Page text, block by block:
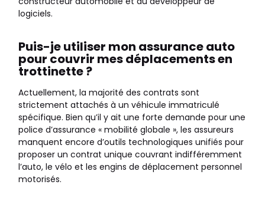
logiciels.
Puis-je utiliser mon assurance auto
pour couvrir mes déplacements en
trottinette ?
Actuellement, la majorité des contrats sont
strictement attachés à un véhicule immatriculé
spécifique. Bien qu’il y ait une forte demande pour une
police d’assurance « mobilité globale », les assureurs
manquent encore d’outils technologiques unifiés pour
proposer un contrat unique couvrant indifféremment
l’auto, le vélo et les engins de déplacement personnel
motorisés.